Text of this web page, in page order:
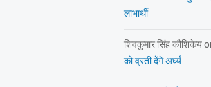
लाभार्थी
शिवकुमार सिंह कौशिकेय
को व्रती देंगे अर्घ्य